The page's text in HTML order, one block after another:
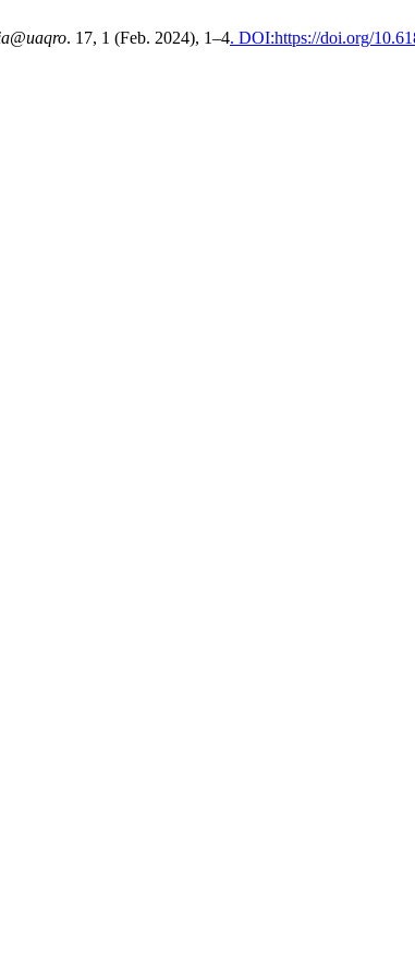
. 17, 1 (Feb. 2024), 1–4. DOI:https://doi.org/